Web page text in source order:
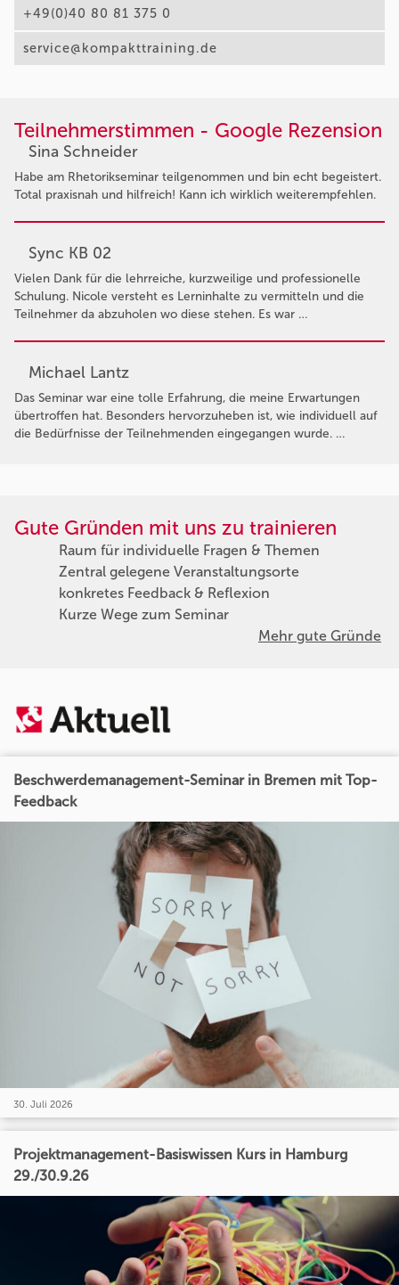
+49(0)40 80 81 375 0
service@kompakttraining.de
Teilnehmerstimmen - Google Rezension
Sina Schneider
Habe am Rhetorikseminar teilgenommen und bin echt begeistert.
Total praxisnah und hilfreich! Kann ich wirklich weiterempfehlen.
Sync KB 02
Vielen Dank für die lehrreiche, kurzweilige und professionelle
Schulung. Nicole versteht es Lerninhalte zu vermitteln und die
Teilnehmer da abzuholen wo diese stehen. Es war …
Michael Lantz
Das Seminar war eine tolle Erfahrung, die meine Erwartungen
übertroffen hat. Besonders hervorzuheben ist, wie individuell auf
die Bedürfnisse der Teilnehmenden eingegangen wurde. …
Gute Gründen mit uns zu trainieren
Raum für individuelle Fragen & Themen
Zentral gelegene Veranstaltungsorte
konkretes Feedback & Reflexion
Kurze Wege zum Seminar
Mehr gute Gründe
Beschwerdemanagement-Seminar in Bremen mit Top-
Feedback
30. Juli 2026
Projektmanagement-Basiswissen Kurs in Hamburg
29./30.9.26